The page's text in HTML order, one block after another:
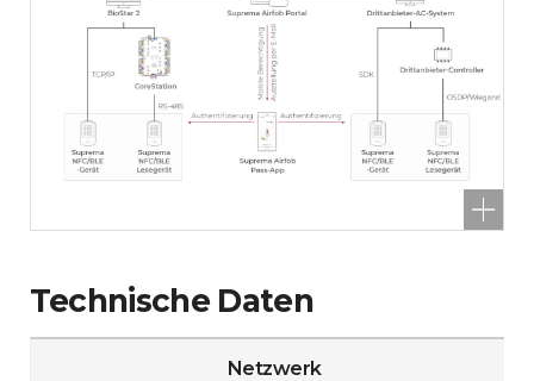
Technische Daten
Netzwerk